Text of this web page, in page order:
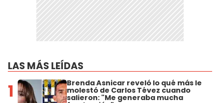
LAS MÁS LEÍDAS
1 Brenda Asnicar reveló lo qué más le
molestó de Carlos Tévez cuando
salieron: "Me generaba mucha